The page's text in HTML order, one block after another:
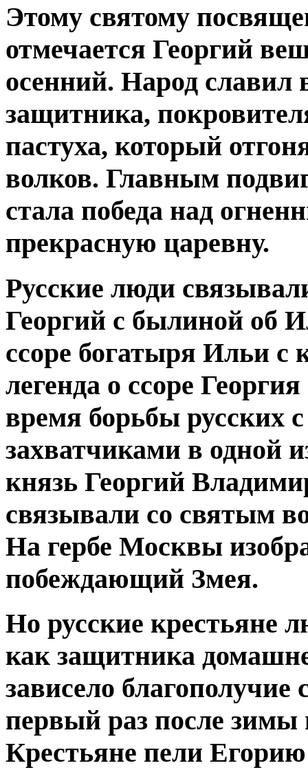
Этому святому
отмечается Георгий
осенний. Народ славил
защитника,
пастуха, который
волков. Главным
стала победа над
прекрасную царевну.
Русские люди
Георгий с былиной об
ссоре богатыря Ильи с
легенда о ссоре
время борьбы русских
захватчиками в одной
князь Георгий
связывали со святым
На гербе Москвы
побеждающий Змея.
Но русские крестьяне
как защитника
зависело
первый раз после зимы
Крестьяне пели